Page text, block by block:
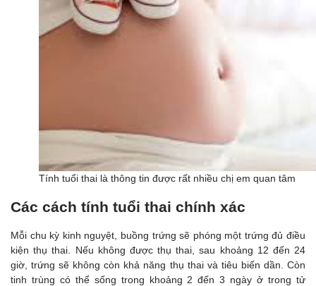
Tính tuổi thai là thông tin được rất nhiều chị em quan tâm
Các cách tính tuổi thai chính xác
Mỗi chu kỳ kinh nguyệt, buồng trứng sẽ phóng một trứng đủ điều
kiện thụ thai. Nếu không được thụ thai, sau khoảng 12 đến 24
giờ, trứng sẽ không còn khả năng thụ thai và tiêu biến dần. Còn
tinh trùng có thể sống trong khoảng 2 đến 3 ngày ở trong tử